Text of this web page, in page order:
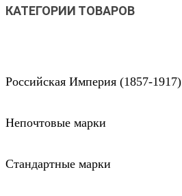
КАТЕГОРИИ ТОВАРОВ
Российская Империя (1857-1917)
Непочтовые марки
Стандартные марки